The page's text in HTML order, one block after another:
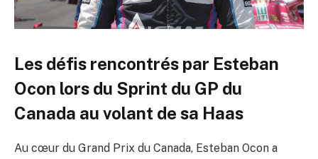
Les défis rencontrés par Esteban
Ocon lors du Sprint du GP du
Canada au volant de sa Haas
Au cœur du Grand Prix du Canada, Esteban Ocon a